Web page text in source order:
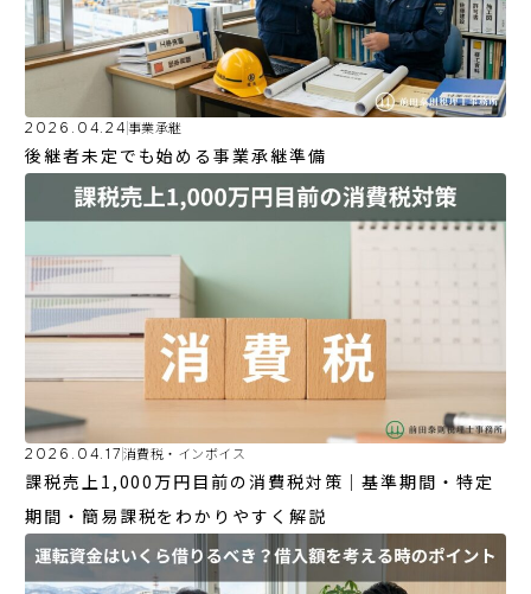
2026.04.24事業承継
後継者未定でも始める事業承継準備
2026.04.17 消費税・インボイス
課税売上1,000万円目前の消費税対策｜基準期間・特定
期間・簡易課税をわかりやすく解説